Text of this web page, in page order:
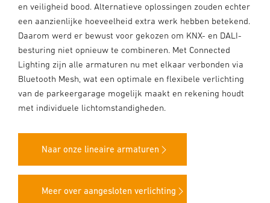
en veiligheid bood. Alternatieve oplossingen zouden echter
een aanzienlijke hoeveelheid extra werk hebben betekend.
Daarom werd er bewust voor gekozen om KNX- en DALI-
besturing niet opnieuw te combineren. Met Connected
Lighting zijn alle armaturen nu met elkaar verbonden via
Bluetooth Mesh, wat een optimale en flexibele verlichting
van de parkeergarage mogelijk maakt en rekening houdt
met individuele lichtomstandigheden.
Naar onze lineaire armaturen
Meer over aangesloten verlichting